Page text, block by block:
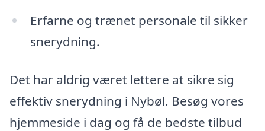
Erfarne og trænet personale til sikker
snerydning.
Det har aldrig været lettere at sikre sig
effektiv snerydning i Nybøl. Besøg vores
hjemmeside i dag og få de bedste tilbud